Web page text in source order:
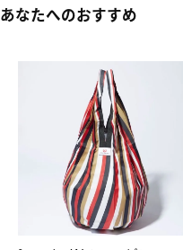
あなたへのおすすめ